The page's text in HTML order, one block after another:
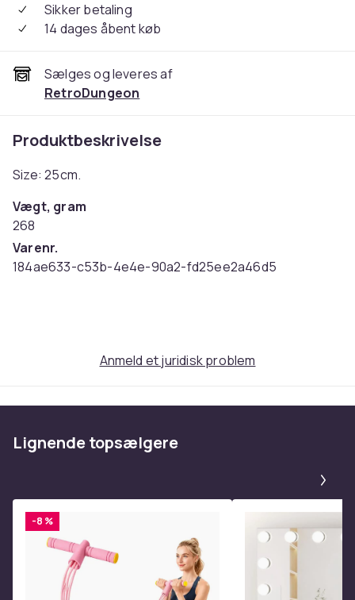
Sikker betaling
14 dages åbent køb
Sælges og leveres af
RetroDungeon
Produktbeskrivelse
Size: 25cm.
Vægt, gram
268
Varenr.
184ae633-c53b-4e4e-90a2-fd25ee2a46d5
Anmeld et juridisk problem
Lignende topsælgere
-8 %